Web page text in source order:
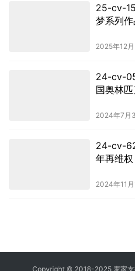
25-cv-
梦系列
2025年12
24-cv-
国奥林
2024年7月
24-cv-
年再维权
2024年11月
Copyright © 2018-2025 麦家